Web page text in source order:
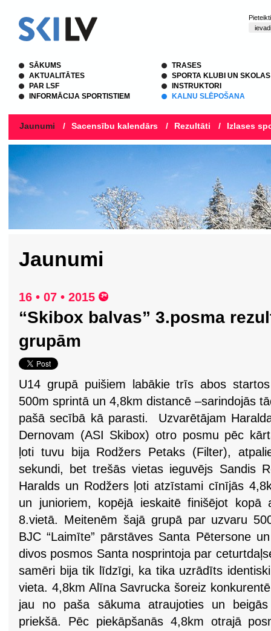
SĀKUMS
AKTUALITĀTES
PAR LSF
INFORMĀCIJA SPORTISTIEM
TRASES
SPORTA KLUBI UN SKOLAS
INSTRUKTORI
KALNU SLĒPOŠANA
Jaunumi / Sacensību kalendārs / Rezultāti / Izlases
Jaunumi
16 • 07 • 2015
“Skibox balvas” 3.posma
grupām
U14 grupā puišiem labākie trīs abos
500m sprintā un 4,8km distancē –sarindojās
pašā secībā kā parasti. Uzvarētājam
Dernovam (ASI Skibox) otro posmu pēc
ļoti tuvu bija Rodžers Petaks (Filter),
sekundi, bet trešās vietas ieguvējs Sandis
Haralds un Rodžers ļoti atzīstami cīnījās
un junioriem, kopējā ieskaitē finišējot
8.vietā. Meitenēm šajā grupā par uzvaru
BJC “Laimīte” pārstāves Santa Pētersone
divos posmos Santa nosprintoja par
samēri bija tik līdzīgi, ka tika uzrādīts
vieta. 4,8km Alīna Savrucka šoreiz
jau no paša sākuma atraujoties un
priekšā. Pēc piekāpšanās 4,8km otrajā